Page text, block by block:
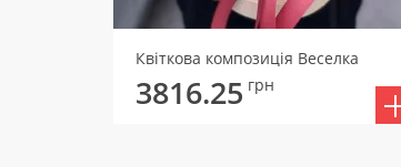
Квіткова композиція Веселка
3816.25 грн